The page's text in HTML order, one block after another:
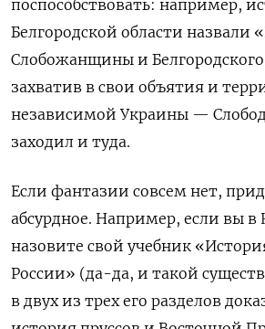
поспособствовать: например,
Белгородской области назвали
Слобожанщины и
захватив в свои объятия и
независимой Украины —
заходил и туда.
Если фантазии совсем нет,
абсурдное. Например, если вы в
назовите свой учебник
России» (да-да, и такой
в двух из трех его разделов